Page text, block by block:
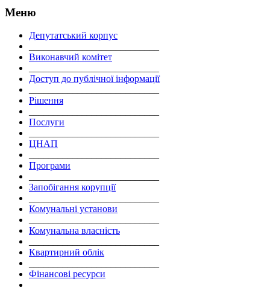
Меню
Депутатський корпус
Виконавчий комітет
Доступ до публічної інформації
Рішення
Послуги
ЦНАП
Програми
Запобігання корупції
Комунальні установи
Комунальна власність
Квартирний облік
Фінансові ресурси